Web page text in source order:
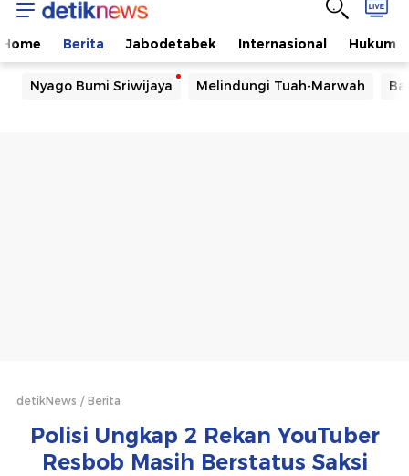
Home Berita Jabodetabek Internasional Hukum
Nyago Bumi Sriwijaya Melindungi Tuah-Marwah
detikNews Berita
Polisi Ungkap 2 Rekan YouTuber
Resbob Masih Berstatus Saksi